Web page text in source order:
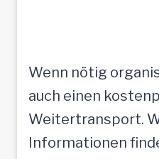
Wenn nötig
auch einen
Weitertransport.
Informationen